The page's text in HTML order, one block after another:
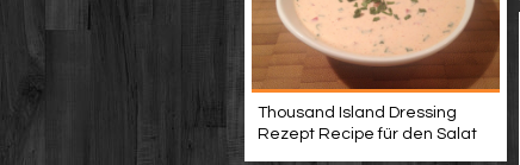
Thousand Island Dressing
Rezept Recipe für den Salat